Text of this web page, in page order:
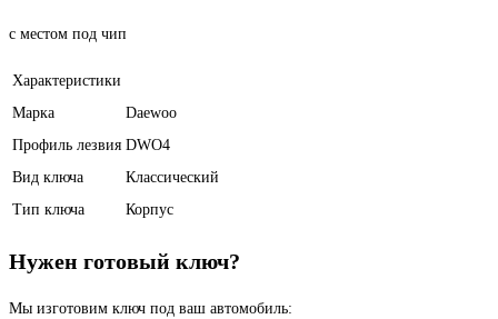
с местом под чип
Характеристики
Марка
Daewoo
Профиль лезвия DWO4
Вид ключа
Классический
Тип ключа
Корпус
Нужен готовый ключ?
Мы изготовим ключ под ваш автомобиль: